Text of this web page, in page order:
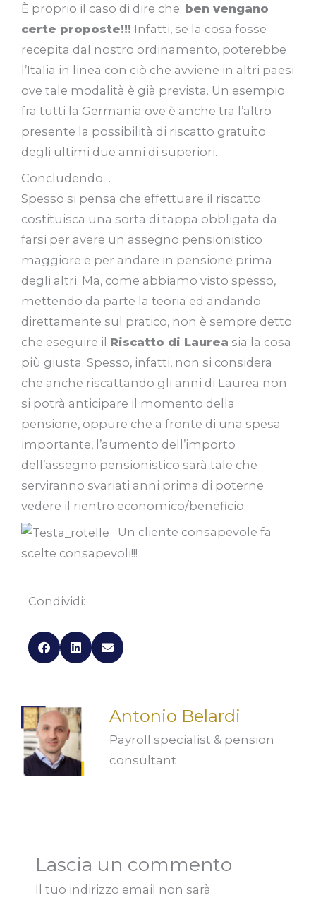
È proprio il caso di dire che: ben vengano
certe proposte!!! Infatti, se la cosa fosse
recepita dal nostro ordinamento, poterebbe
l’Italia in linea con ciò che avviene in altri paesi
ove tale modalità è già prevista. Un esempio
fra tutti la Germania ove è anche tra l’altro
presente la possibilità di riscatto gratuito
degli ultimi due anni di superiori.
Concludendo…
Spesso si pensa che effettuare il riscatto
costituisca una sorta di tappa obbligata da
farsi per avere un assegno pensionistico
maggiore e per andare in pensione prima
degli altri. Ma, come abbiamo visto spesso,
mettendo da parte la teoria ed andando
direttamente sul pratico, non è sempre detto
che eseguire il Riscatto di Laurea sia la cosa
più giusta. Spesso, infatti, non si considera
che anche riscattando gli anni di Laurea non
si potrà anticipare il momento della
pensione, oppure che a fronte di una spesa
importante, l’aumento dell’importo
dell’assegno pensionistico sarà tale che
serviranno svariati anni prima di poterne
vedere il rientro economico/beneficio.
Un cliente consapevole fa
scelte consapevoli!!!
Condividi:
Antonio Belardi
Payroll specialist & pension
consultant
Lascia un commento
Il tuo indirizzo email non sarà